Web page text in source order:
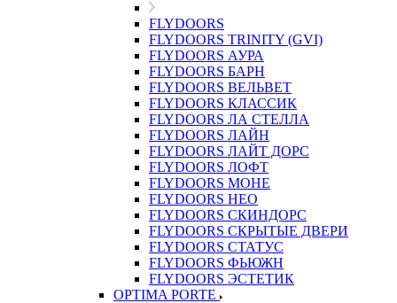
FLYDOORS
FLYDOORS TRINITY (GVI)
FLYDOORS АУРА
FLYDOORS БАРН
FLYDOORS ВЕЛЬВЕТ
FLYDOORS КЛАССИК
FLYDOORS ЛА СТЕЛЛА
FLYDOORS ЛАЙН
FLYDOORS ЛАЙТ ДОРС
FLYDOORS ЛОФТ
FLYDOORS МОНЕ
FLYDOORS НЕО
FLYDOORS СКИНДОРС
FLYDOORS СКРЫТЫЕ ДВЕРИ
FLYDOORS СТАТУС
FLYDOORS ФЬЮЖН
FLYDOORS ЭСТЕТИК
OPTIMA PORTE